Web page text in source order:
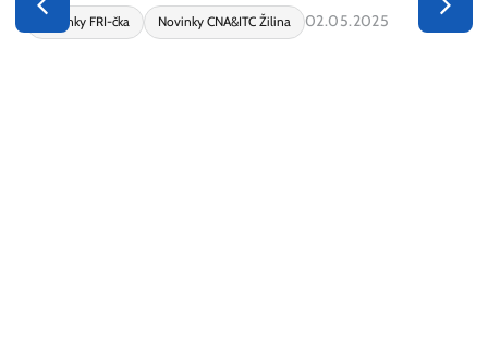
Novinky FRI-čka Novinky CNA&ITC Žilina 02.05.2025